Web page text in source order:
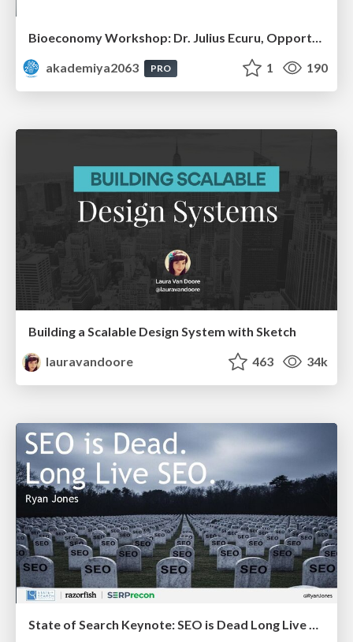
Bioeconomy Workshop: Dr. Julius Ecuru, Opportunities for a Bioeconomy in West Africa
akademiya2063
PRO 1 190
Building a Scalable Design System with Sketch
lauravandoore
463 34k
State of Search Keynote: SEO is Dead Long Live SEO